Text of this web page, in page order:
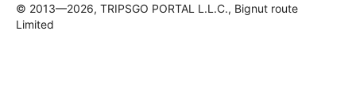
© 2013—2026, TRIPSGO PORTAL L.L.C., Bignut route
Limited